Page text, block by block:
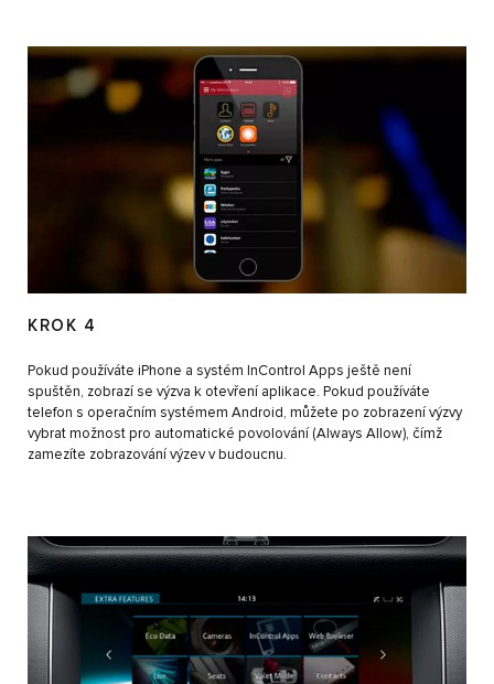
KROK 4
Pokud používáte iPhone a systém InControl Apps ještě není
spuštěn, zobrazí se výzva k otevření aplikace. Pokud používáte
telefon s operačním systémem Android, můžete po zobrazení výzvy
vybrat možnost pro automatické povolování (Always Allow), čímž
zamezíte zobrazování výzev v budoucnu.